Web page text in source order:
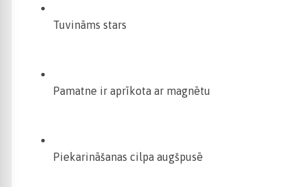
Tuvināms stars
Pamatne ir aprīkota ar magnētu
Piekarināšanas cilpa augšpusē